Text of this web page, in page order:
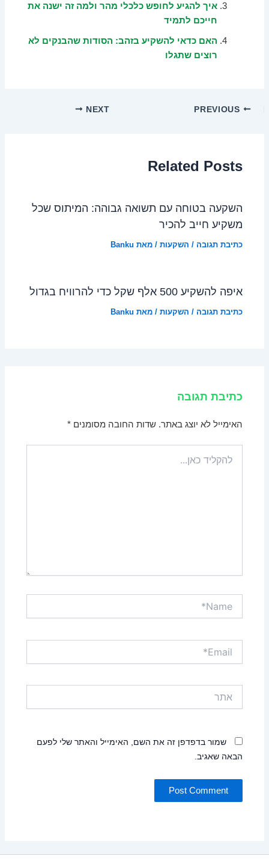
איך להגיע לחופש כלכלי מהר ולמה זה ישנה את
חייכם לתמיד
האם כדאי להשקיע בזהב: הסודות שהבנקים לא
רוצים שתגלו
NEXT
Related Posts
השקעה בטוחה עם תשואה גבוהה: המיתוס שכל
משקיע חייב להכיר
כתיבת תגובה / השקעות / מאת Banku
איפה להשקיע 500 אלף שקל כדי להרוויח בגדול
כתיבת תגובה / השקעות / מאת Banku
כתיבת תגובה
האימייל לא יוצג באתר. שדות החובה מסומנים*
כאן...
שמור בדפדפן זה את השם, האימייל והאתר שלי לפעם
הבאה שאגיב.